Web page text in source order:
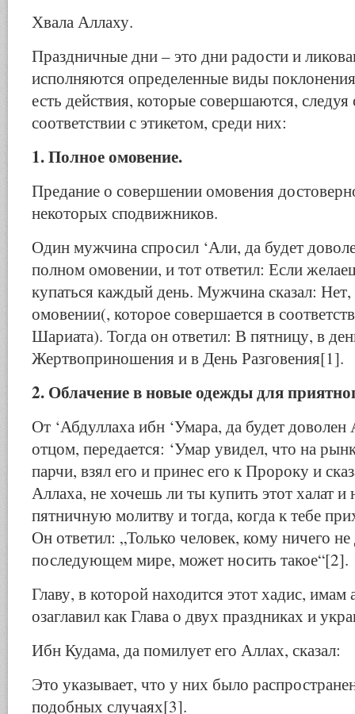
Хвала Аллаху.
Праздничные дни – это дни радости и
исполняются определенные виды
есть действия, которые совершаются,
соответствии с этикетом, среди них:
1. Полное омовение.
Предание о совершении омовения
некоторых сподвижников.
Один мужчина спросил ‘Али, да будет
полном омовении, и тот ответил: Если
купаться каждый день. Мужчина сказал:
омовении(, которое совершается в
Шариата). Тогда он ответил: В пятницу, в
Жертвоприношения и в День Разговения[1].
2. Облачение в новые одежды для
От ‘Абдуллаха ибн ‘Умара, да будет
отцом, передается: ‘Умар увидел, что на
парчи, взял его и принес его к Пророку и
Аллаха, не хочешь ли ты купить этот халат и
пятничную молитву и тогда, когда к тебе
Он ответил: „Только человек, кому ничего не
последующем мире, может носить такое“[2].
Главу, в которой находится этот хадис, имам
озаглавил как Глава о двух праздниках и
Ибн Кудама, да помилует его Аллах, сказал:
Это указывает, что у них было
подобных случаях[3].